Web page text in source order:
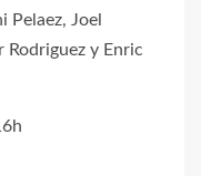
Pelaez, Joel
y Enric